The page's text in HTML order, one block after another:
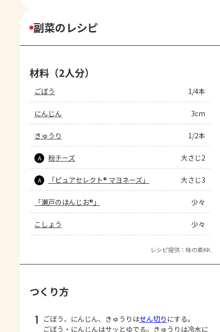
副菜のレシピ
材料（2人分）
ごぼう 1/4本
にんじん 3cm
きゅうり 1/2本
A 粉チーズ 大さじ2
A 「ピュアセレクト® マヨネーズ」 大さじ3
「瀬戸のほんじお®」 少々
こしょう 少々
レシピ提供：味の素KK
つくり方
1 ごぼう、にんじん、きゅうりはせん切り にする。
ごぼう・にんじんはサッとゆでる。きゅうりは冷水に